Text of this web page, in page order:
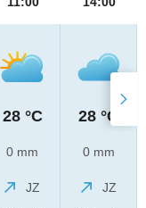
28 °C
0 mm
JZ
28 °C
0 mm
JZ